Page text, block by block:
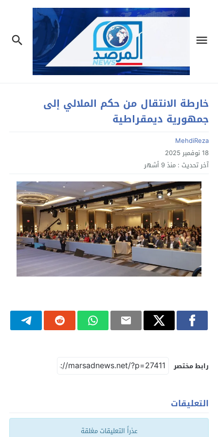
خارطة الانتقال من حكم الملالي إلى
جمهورية ديمقراطية
MehdiReza
18 نوفمبر 2025
آخر تحديث : منذ 9 أشهر
رابط مختصر
التعليقات
عذراً التعليقات مغلقة